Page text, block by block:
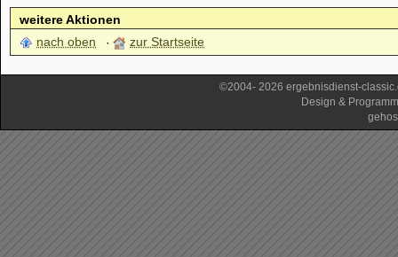
weitere Aktionen
nach oben
zur Startseite
©2004- 2026 ergebnisdienst-
Design &